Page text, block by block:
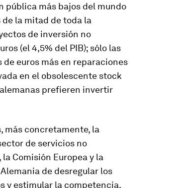
pública más bajos del mundo
la mitad de toda la
de inversión no
(el 4,5% del PIB); sólo las
euros más en reparaciones
en el obsolescente stock
prefieren invertir
más concretamente, la
de servicios no
Comisión Europea y la
de desregular los
y estimular la competencia.